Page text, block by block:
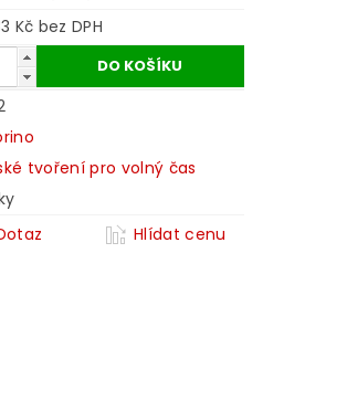
119,83 Kč bez DPH
tvoření pro volný čas
Hlídat cenu